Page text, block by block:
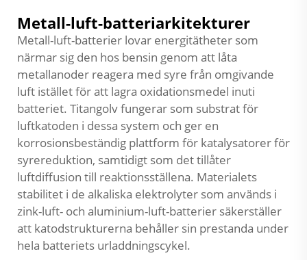
Metall-luft-batteriarkitekturer
Metall-luft-batterier lovar energitätheter som
närmar sig den hos bensin genom att låta
metallanoder reagera med syre från omgivande
luft istället för att lagra oxidationsmedel inuti
batteriet. Titangolv fungerar som substrat för
luftkatoden i dessa system och ger en
korrosionsbeständig plattform för katalysatorer för
syrereduktion, samtidigt som det tillåter
luftdiffusion till reaktionsställena. Materialets
stabilitet i de alkaliska elektrolyter som används i
zink-luft- och aluminium-luft-batterier säkerställer
att katodstrukturerna behåller sin prestanda under
hela batteriets urladdningscykel.